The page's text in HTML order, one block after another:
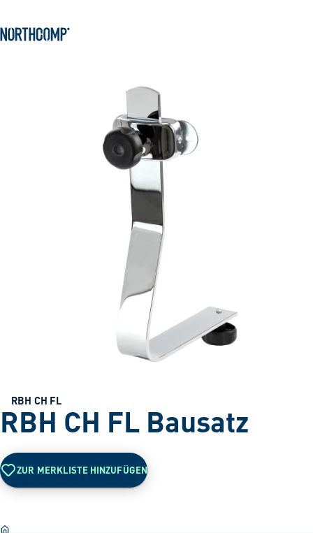
Zur Navigation springen
Sprache auswählen
DE
RBH CH FL
RBH CH FL Bausatz
ZUR MERKLISTE HINZUFÜGEN